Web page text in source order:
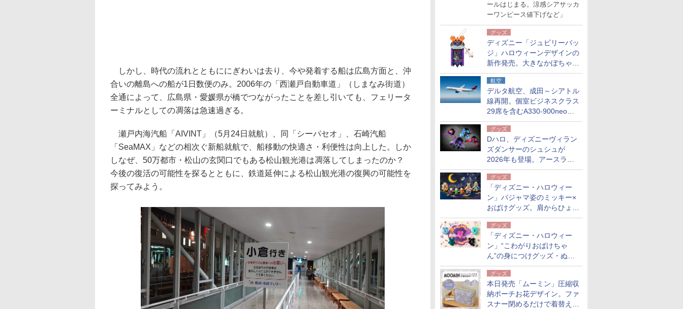
ールはじまる。涼感シアサッカ
ーワンピース値下げなど」
グッズ
ディズニー「ジュビリーバッ
ジ」ハロウィーンデザインの
新作発売。大きなかぼちゃと
パジャマミッキーをデザイン
航空
デルタ航空、成田～シアトル
線再開。個室ビジネスクラス
29席を含むA330-900neoで
運航
グッズ
Dハロ、ディズニーヴィラン
ズダンサーのシュシュが
2026年も登場。アースラや
ドクター・ファシリエほか全
4種
グッズ
「ディズニー・ハロウィー
ン」パジャマ姿のミッキー×
おばけグッズ。肩からひょっ
こりぬいぐるみバッジ、蓄光
チャームほか
グッズ
「ディズニー・ハロウィー
ン」“こわがりおばけちゃ
ん”の身につけグッズ・ぬい
ぐるみチャームほか、新作グ
ッズが公開
グッズ
本日発売「ムーミン」圧縮収
納ポーチお花デザイン。ファ
スナー閉めるだけで着替え・
しかし、時代の流れとともににぎわいは去り、今や発着する船は広島方面と、沖
合いの離島への船が1日数便のみ。2006年の「西瀬戸自動車道」（しまなみ街道）
全通によって、広島県・愛媛県が橋でつながったことを差し引いても、フェリータ
ーミナルとしての凋落は急速過ぎる。
瀬戸内海汽船「AIVINT」（5月24日就航）、同「シーパセオ」、石崎汽船
「SeaMAX」などの相次ぐ新船就航で、船移動の快適さ・利便性は向上した。しか
しなぜ、50万都市・松山の玄関口でもある松山観光港は凋落してしまったのか？
今後の復活の可能性を探るとともに、鉄道延伸による松山観光港の復興の可能性を
探ってみよう。